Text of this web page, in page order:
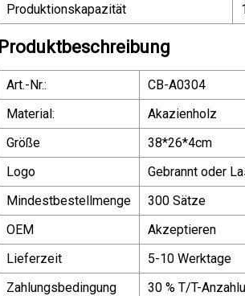
Produktionskapazität
Produktbeschreibung
Art.-Nr.:
CB-A0304
Material:
Akazienholz
Größe
38*26*4cm
Logo
Gebrannt oder
Mindestbestellmenge
300 Sätze
OEM
Akzeptieren
Lieferzeit
5-10 Werktage
Zahlungsbedingung
30 % T/T-